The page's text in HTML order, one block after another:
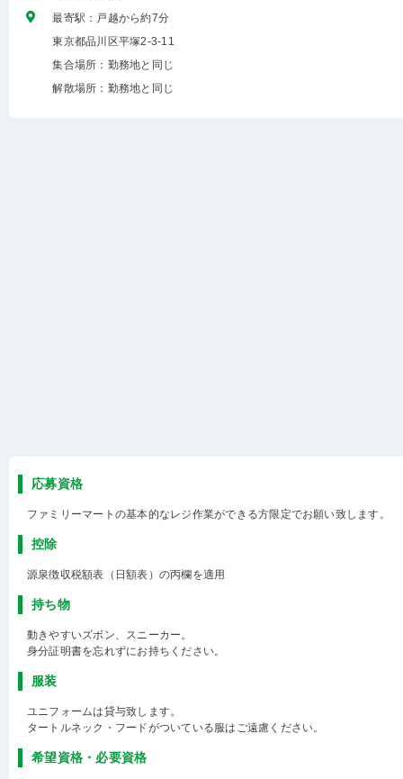
最寄駅：戸越から約7分
東京都品川区平塚2-3-11
集合場所：勤務地と同じ
解散場所：勤務地と同じ
応募資格
ファミリーマートの基本的なレジ作業ができる方限定でお願い致します。
控除
源泉徴収税額表（日額表）の丙欄を適用
持ち物
動きやすいズボン、スニーカー。
身分証明書を忘れずにお持ちください。
服装
ユニフォームは貸与致します。
タートルネック・フードがついている服はご遠慮ください。
希望資格・必要資格